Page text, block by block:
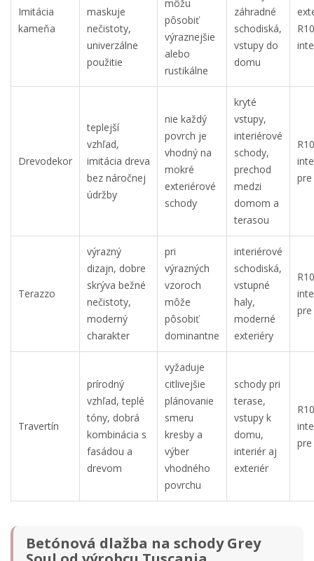
Imitácia
kameňa
maskuje
nečistoty,
univerzálne
použitie
môžu
pôsobiť
výraznejšie
alebo
rustikálne
záhradné
schodiská,
vstupy do
domu
Drevodekor
teplejší
vzhľad,
imitácia dreva
bez náročnej
údržby
nie každý
povrch je
vhodný na
mokré
exteriérové
schody
kryté
vstupy,
interiérové
schody,
prechod
medzi
domom a
terasou
Terazzo
výrazný
dizajn, dobre
skrýva bežné
nečistoty,
moderný
charakter
pri
výrazných
vzoroch
môže
pôsobiť
dominantne
interiérové
schodiská,
vstupné
haly,
moderné
exteriéry
Travertín
prírodný
vzhľad, teplé
tóny, dobrá
kombinácia s
fasádou a
drevom
vyžaduje
citlivejšie
plánovanie
smeru
kresby a
výber
vhodného
povrchu
schody pri
terase,
vstupy k
domu,
interiér aj
exteriér
Betónová dlažba na schody Grey